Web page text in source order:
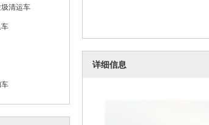
清运车
车
详细信息